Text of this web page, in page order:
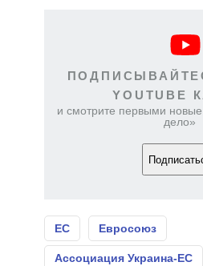
YOUTUBE
и смотрите первыми
дело»
ЕС Евросоюз
Ассоциация Украина-ЕС